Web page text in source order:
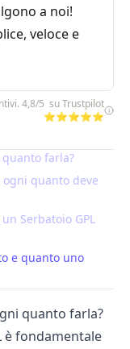
a noi!
veloce e
4,8/5 su Trustpilot
⭐⭐⭐⭐⭐
farla?
quanto deve
Serbatoio GPL
e quanto uno
quanto farla?
è fondamentale